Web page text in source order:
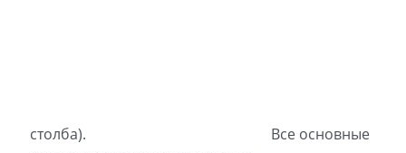
столба).
Все основные